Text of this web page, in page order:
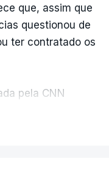
que, assim que
questionou de
ter contratado os
pela CNN